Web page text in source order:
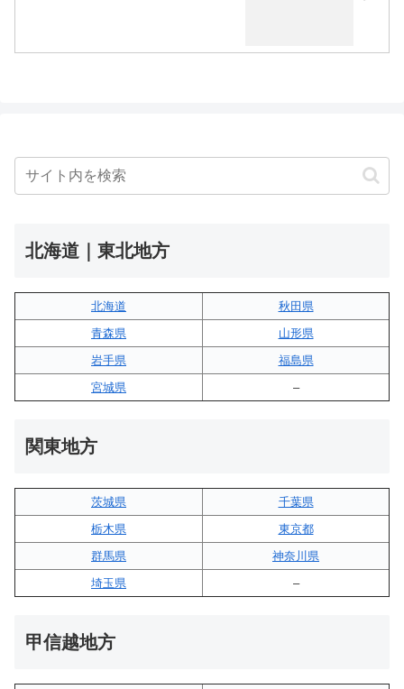
北海道｜東北地方
北海道
秋田県
青森県
山形県
岩手県
福島県
宮城県
–
関東地方
茨城県
千葉県
栃木県
東京都
群馬県
神奈川県
埼玉県
–
甲信越地方